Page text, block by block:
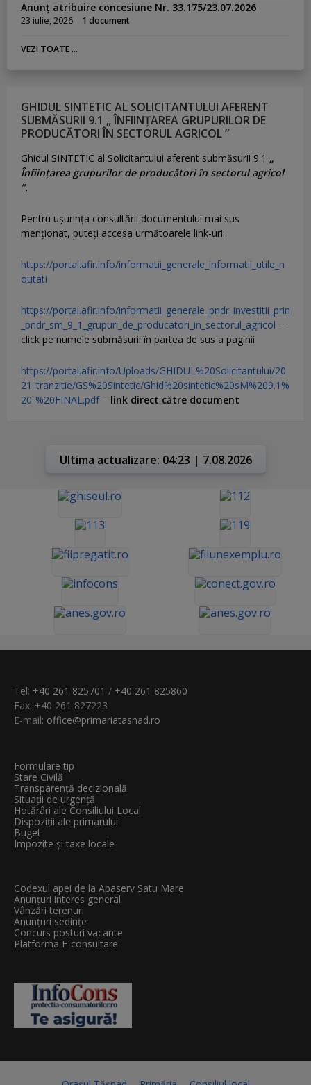
Anunț atribuire concesiune Nr. 33.175/23.07.2026
23 iulie, 2026 1 document
VEZI TOATE ...
GHIDUL SINTETIC AL SOLICITANTULUI AFERENT
SUBMĂSURII 9.1 „ ÎNFIINȚAREA GRUPURILOR DE
PRODUCĂTORI ÎN SECTORUL AGRICOL ”
Ghidul SINTETIC al Solicitantului aferent submăsurii 9.1 „
Înființarea grupurilor de producători în sectorul agricol
”.
Pentru uşurinţa consultării documentului mai sus
menţionat, puteţi accesa următoarele link-uri:
https://portal.afir.info/informatii_generale_informatii_utile_n
outati
https://portal.afir.info/informatii_generale_pndr_investitii_prin
_pndr_sm_9_1_grupuri_de_producatori_in_sectorul_agricol –
click pe numele submăsurii în partea de sus a paginii
https://portal.afir.info/Uploads/GHIDUL%20Solicitantului/20
21_tranzitie/GS%20Sintetic/Ghid%20sintetic%20sM%209.1%
20-%20FINAL.pdf– link direct către document
Ultima actualizare: 04:23 | 7.08.2026
Tel: +40 261 825701 / +40 261 825860
Fax: +40 261 827223
E-mail: office@primariatasnad.ro
Formulare tip
Stare Civilă
Transparenţă decizională
Situații de urgență
Hotărâri ale Consiliului Local
Dispoziții ale primarului
Buget
Impozite și taxe locale
Codexul apei de la Apaserv Satu Mare
Anunțuri interes general
Vânzări terenuri
Anunțuri sedințe
Concurs posturi vacante
Platforma E-consultare